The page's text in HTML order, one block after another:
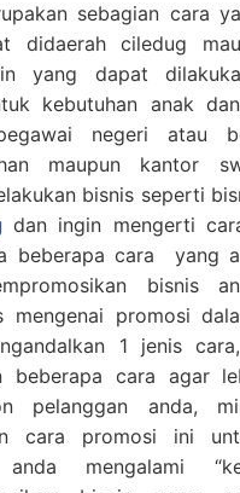
sebagian cara
didaerah ciledug
yang dapat
kebutuhan anak
negeri atau
maupun kantor
bisnis seperti
dan ingin mengerti
beberapa cara yang
bisnis
mengenai promosi
1 jenis
beberapa cara agar
pelanggan anda,
cara promosi ini
mengalami